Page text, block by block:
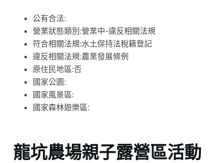
公有合法:
營業狀態類別:營業中-違反相關法規
符合相關法規:水土保持法稅籍登記
違反相關法規:農業發展條例
原住民地區:否
國家公園:
國家風景區:
國家森林遊樂區:
龍坑農場親子露營區活動